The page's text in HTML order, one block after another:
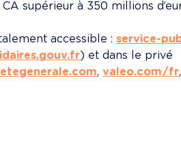
supérieur à 350 millions
accessible : service-
) et dans le privé
, valeo.com/fr,